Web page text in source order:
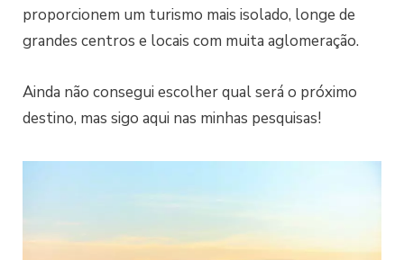
proporcionem um turismo mais isolado, longe de
grandes centros e locais com muita aglomeração.
Ainda não consegui escolher qual será o próximo
destino, mas sigo aqui nas minhas pesquisas!